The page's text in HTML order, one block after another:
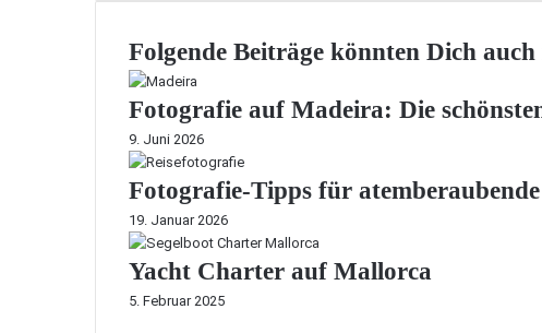
Folgende Beiträge könnten Dich auch
Fotografie auf Madeira: Die
9. Juni 2026
Fotografie-Tipps für atemberaubende
19. Januar 2026
Yacht Charter auf Mallorca
5. Februar 2025